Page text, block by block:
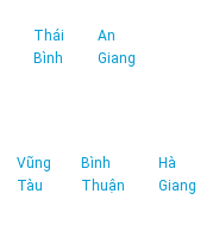
Thái
Bình
An
Giang
Vũng
Tàu
Bình
Thuận
Hà
Giang